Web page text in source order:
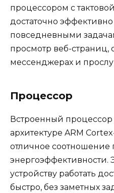
процессором с
достаточно
повседневными
просмотр веб-страниц,
мессенджерах и
Процессор
Встроенный процессор
архитектуре ARM
отличное соотношение
энергоэффективности.
устройству работать
быстро, без заметных